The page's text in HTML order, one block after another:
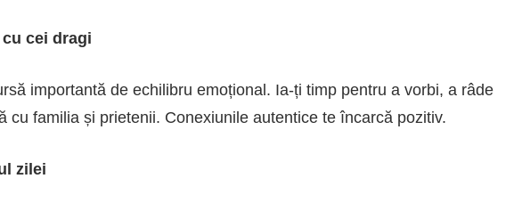
cei dragi
importantă de echilibru emoțional. Ia-ți timp pentru a vorbi, a râde
cu familia și prietenii. Conexiunile autentice te încarcă pozitiv.
zilei